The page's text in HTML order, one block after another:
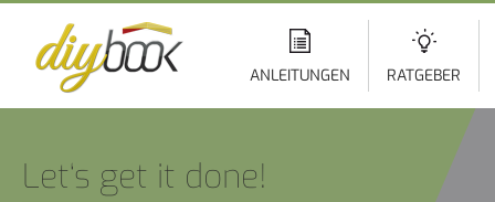
ANLEITUNGEN RATGEBER
Let‘s get it done!